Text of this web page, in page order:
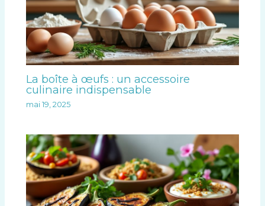
La boîte à œufs : un accessoire
culinaire indispensable
mai 19, 2025